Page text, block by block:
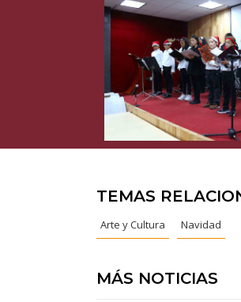
TEMAS
Arte y Cultura Navidad
MÁS NOTICIAS